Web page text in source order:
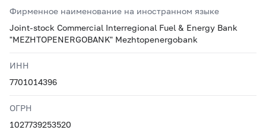
Фирменное наименование на иностранном языке
Joint-stock Commercial Interregional Fuel & Energy Bank
"MEZHTOPENERGOBANK" Mezhtopenergobank
ИНН
7701014396
ОГРН
1027739253520